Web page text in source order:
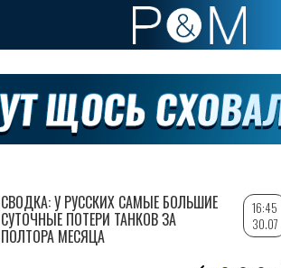
СВОДКА: У РУССКИХ САМЫЕ БОЛЬШИЕ
СУТОЧНЫЕ ПОТЕРИ ТАНКОВ ЗА
ПОЛТОРА МЕСЯЦА
16:45
30.07